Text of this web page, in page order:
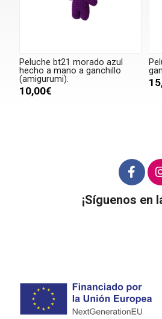
Peluche bt21 morado azul
hecho a mano a ganchillo
(amigurumi).
10,00€
¡Síguenos en